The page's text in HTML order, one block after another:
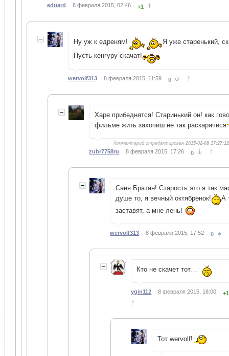
eduard 8 февраля 2015, 02:46 +1
Ну уж к едреням!
Я уже старенький,
Пусть кенгуру скачат!
wervolf313 8 февраля 2015, 11:59 0 ↑
Харе прибеднятся! Старинький он! как
фильме жить захочиш не так раскарячися
Комментарий отредактирован2015-02-08 17:27:12
zubr7758ru 8 февраля 2015, 17:26 0 ↑
Саня Братан! Старость это я так
душе то, я вечный октябренок!
А
заставят, а мне лень!
wervolf313 8 февраля 2015, 17:52 0
Кто не скачет тот…
ygin112 8 февраля 2015, 18:00 +1
↑
Тот wervolf!